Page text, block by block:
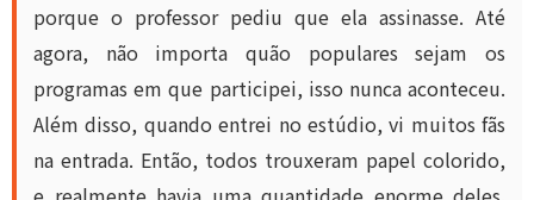
porque o professor pediu que ela assinasse. Até
agora, não importa quão populares sejam os
programas em que participei, isso nunca aconteceu.
Além disso, quando entrei no estúdio, vi muitos fãs
na entrada. Então, todos trouxeram papel colorido,